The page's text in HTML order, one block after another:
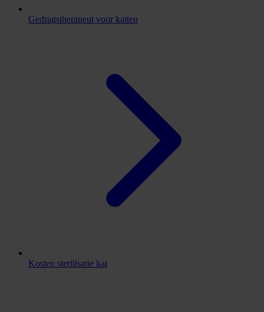
Gedragstherapeut voor katten
Kosten sterilisatie kat